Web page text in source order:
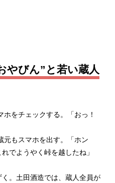
やびん”と若い蔵人
をチェックする。「おっ！
元もスマホを出す。「ホン
でようやく峠を越したね」
。土田酒造では、蔵人全員が